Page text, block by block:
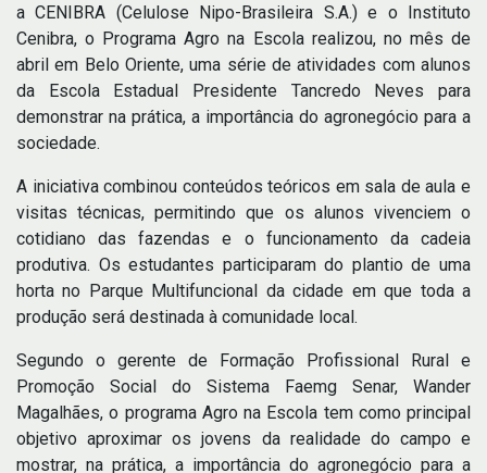
a CENIBRA (Celulose Nipo-Brasileira S.A.) e o Instituto
Cenibra, o Programa Agro na Escola realizou, no mês de
abril em Belo Oriente, uma série de atividades com alunos
da Escola Estadual Presidente Tancredo Neves para
demonstrar na prática, a importância do agronegócio para a
sociedade.
A iniciativa combinou conteúdos teóricos em sala de aula e
visitas técnicas, permitindo que os alunos vivenciem o
cotidiano das fazendas e o funcionamento da cadeia
produtiva. Os estudantes participaram do plantio de uma
horta no Parque Multifuncional da cidade em que toda a
produção será destinada à comunidade local.
Segundo o gerente de Formação Profissional Rural e
Promoção Social do Sistema Faemg Senar, Wander
Magalhães, o programa Agro na Escola tem como principal
objetivo aproximar os jovens da realidade do campo e
mostrar, na prática, a importância do agronegócio para a